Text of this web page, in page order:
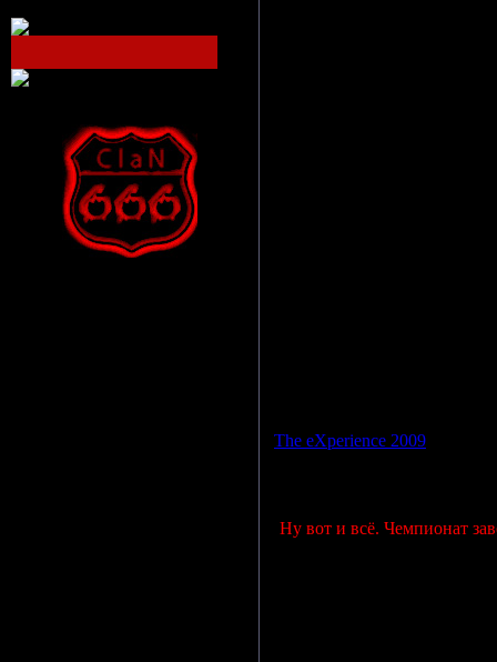
The eXperience 2009
Ну вот и всё. Чемпионат